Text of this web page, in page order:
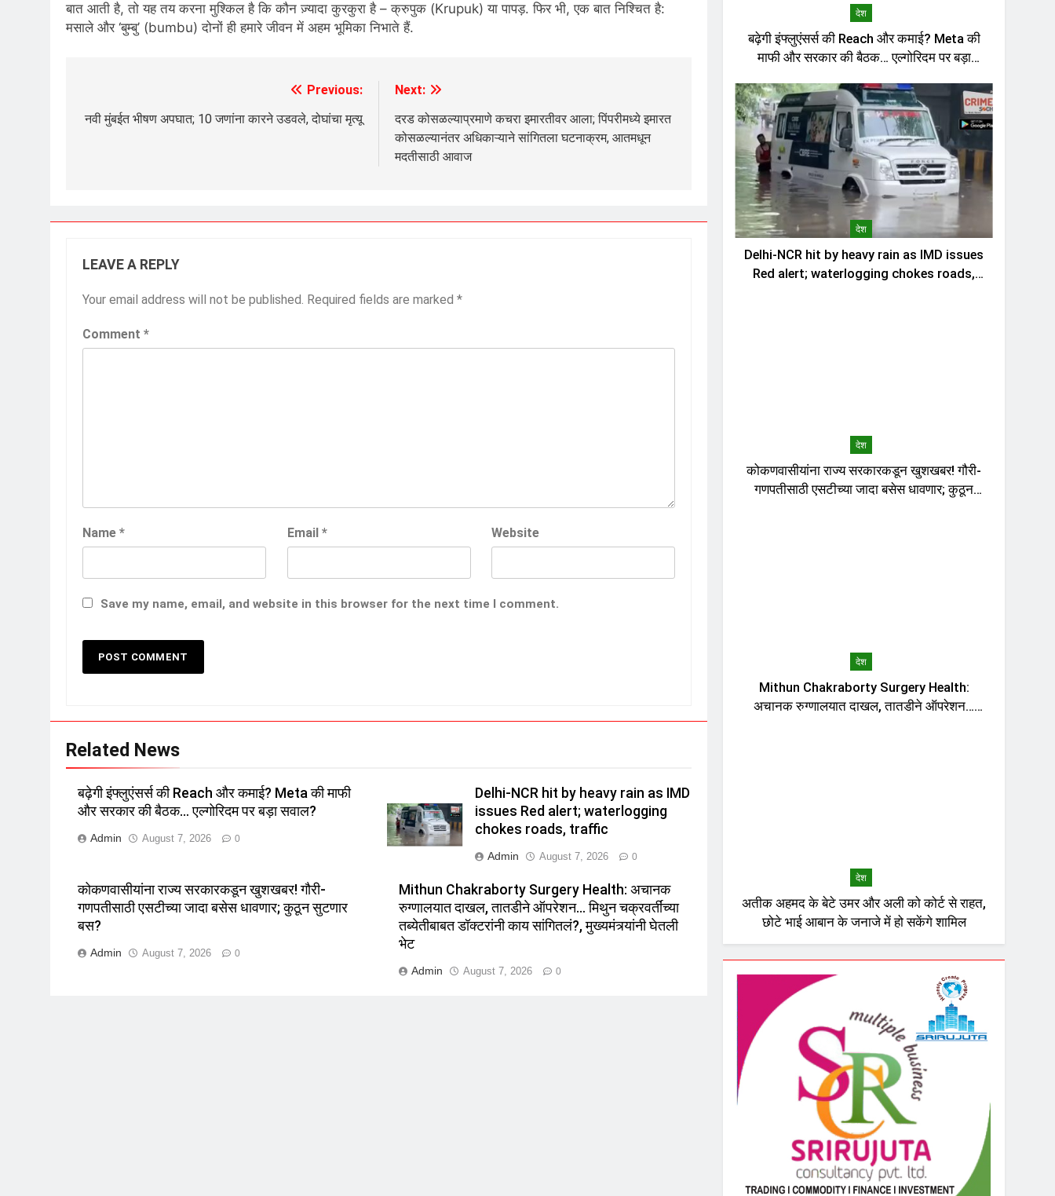
बात आती है, तो यह तय करना मुश्किल है कि कौन ज़्यादा कुरकुरा है – क्रुपुक (Krupuk) या पापड़. फिर भी, एक बात निश्चित है:
मसाले और ‘बुम्बु’ (bumbu) दोनों ही हमारे जीवन में अहम भूमिका निभाते हैं.
navigation
Previous:
नवी मुंबईत भीषण अपघात; 10 जणांना कारने उडवले, दोघांचा मृत्यू
Next:
दरड कोसळल्याप्रमाणे कचरा इमारतीवर आला; पिंपरीमध्ये इमारत
कोसळल्यानंतर अधिकाऱ्याने सांगितला घटनाक्रम, आतमधून
मदतीसाठी आवाज
LEAVE A REPLY
Your email address will not be published. Required fields are marked *
Comment *
Name * Email * Website
Save my name, email, and website in this browser for the next time I comment.
Related News
बढ़ेगी इंफ्लुएंसर्स की Reach और कमाई? Meta की माफी
और सरकार की बैठक… एल्गोरिदम पर बड़ा सवाल?
Admin August 7, 2026 0
Delhi-NCR hit by heavy rain as IMD
issues Red alert; waterlogging
chokes roads, traffic
Admin August 7, 2026 0
कोकणवासीयांना राज्य सरकारकडून खुशखबर! गौरी-
गणपतीसाठी एसटीच्या जादा बसेस धावणार; कुठून सुटणार
बस?
Admin August 7, 2026 0
Mithun Chakraborty Surgery Health: अचानक
रुग्णालयात दाखल, तातडीने ऑपरेशन… मिथुन चक्रवर्तींच्या
तब्येतीबाबत डॉक्टरांनी काय सांगितलं?, मुख्यमंत्र्यांनी घेतली
भेट
Admin August 7, 2026 0
देश
बढ़ेगी इंफ्लुएंसर्स की Reach और कमाई? Meta की
माफी और सरकार की बैठक… एल्गोरिदम पर बड़ा
देश
Delhi-NCR hit by heavy rain as IMD issues
Red alert; waterlogging chokes roads,
देश
कोकणवासीयांना राज्य सरकारकडून खुशखबर! गौरी-
गणपतीसाठी एसटीच्या जादा बसेस धावणार; कुठून
देश
Mithun Chakraborty Surgery Health:
अचानक रुग्णालयात दाखल, तातडीने ऑपरेशन…
देश
अतीक अहमद के बेटे उमर और अली को कोर्ट से राहत,
छोटे भाई आबान के जनाजे में हो सकेंगे शामिल